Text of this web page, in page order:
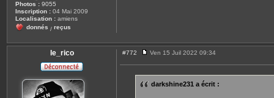
n
e
2
3
Photos : 9055
Inscription : 04 Mai 2009
Localisation : amiens
donnés / reçus
le_rico
#772
e
a
Ven 15 Juil 2022 09:34
darkshine231 a écrit :